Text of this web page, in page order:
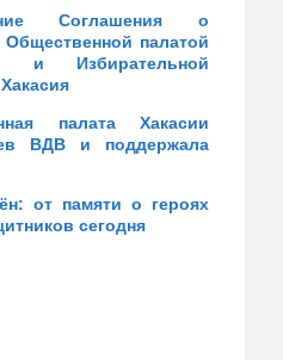
Соглашения о
палатой
и Избирательной
палата Хакасии
ВДВ и поддержала
от памяти о героях
сегодня